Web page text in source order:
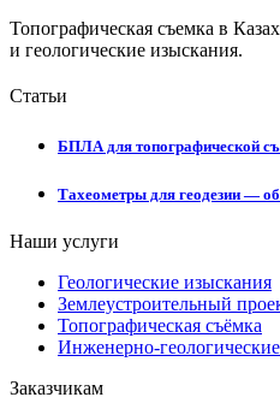
Топографическая съемка в
и геологические изыскания.
Статьи
БПЛА для топографической
Тахеометры для геодезии —
Наши услуги
Геологические изыскания
Землеустроительный
Топографическая съёмка
Инженерно-
Заказчикам